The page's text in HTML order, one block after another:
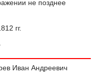
не позднее
гг.
Иван Андреевич